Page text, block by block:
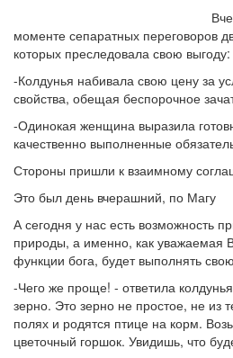
моменте сепаратных переговоров
которых преследовала свою выгоду:
-Колдунья набивала свою цену за
свойства, обещая беспорочное
-Одинокая женщина выразила
качественно выполненные
Стороны пришли к взаимному
Это был день вчерашний, по Магу
А сегодня у нас есть возможность
природы, а именно, как уважаемая
функции бога, будет выполнять
-Чего же проще! - ответила
зерно. Это зерно не простое, не из
полях и родятся птице на корм.
цветочный горшок. Увидишь, что